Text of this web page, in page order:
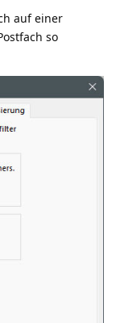
auf einer
so